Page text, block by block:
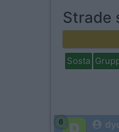
Strade
Sosta
6